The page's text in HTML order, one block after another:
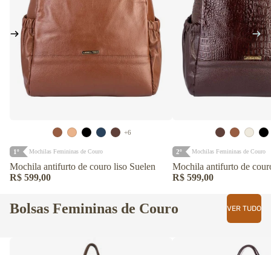
+6
1º Mochilas Femininas de Couro
Mochila antifurto de couro liso Suelen
R$ 599,00
2º Mochilas Femininas de Couro
Mochila antifurto de
R$ 599,00
Bolsas Femininas de Couro VER TUDO